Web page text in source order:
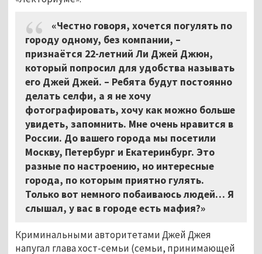
«Честно говоря, хочется погулять по
городу одному, без компании, –
признаётся 22-летний Ли Джей Джюн,
который попросил для удобства называть
его Джей Джей. – Ребята будут постоянно
делать селфи, а я не хочу
фотографировать, хочу как можно больше
увидеть, запомнить. Мне очень нравится в
России. До вашего города мы посетили
Москву, Петербург и Екатеринбург. Это
разные по настроению, но интересные
города, по которым приятно гулять.
Только вот немного побаиваюсь людей… Я
слышал, у вас в городе есть мафия?»
Криминальными авторитетами Джей Джея
напугал глава хост-семьи (семьи, принимающей